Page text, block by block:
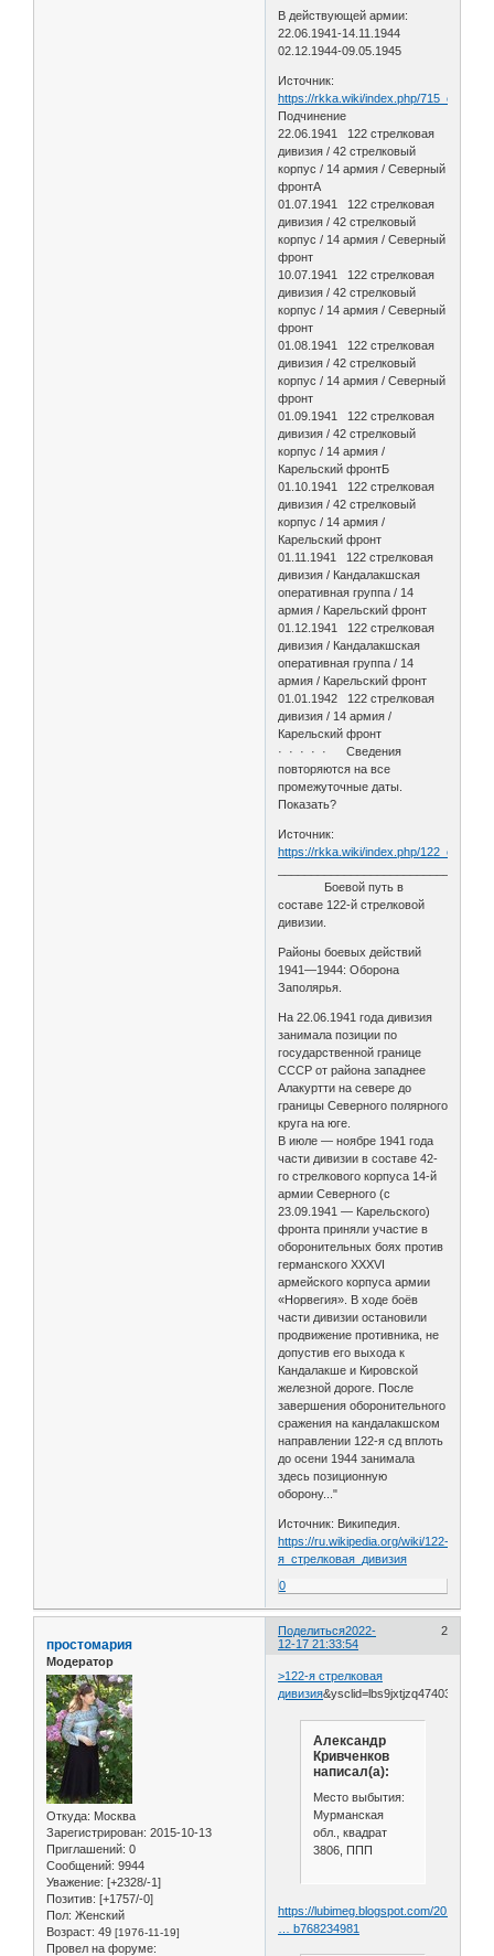
В действующей армии:
22.06.1941-14.11.1944
02.12.1944-09.05.1945
Источник:
https://rkka.wiki/index.php/
Подчинение
22.06.1941 122 стрелковая
дивизия / 42 стрелковый
корпус / 14 армия / Северный
фронтА
01.07.1941 122 стрелковая
дивизия / 42 стрелковый
корпус / 14 армия / Северный
фронт
10.07.1941 122 стрелковая
дивизия / 42 стрелковый
корпус / 14 армия / Северный
фронт
01.08.1941 122 стрелковая
дивизия / 42 стрелковый
корпус / 14 армия / Северный
фронт
01.09.1941 122 стрелковая
дивизия / 42 стрелковый
корпус / 14 армия /
Карельский фронтБ
01.10.1941 122 стрелковая
дивизия / 42 стрелковый
корпус / 14 армия /
Карельский фронт
01.11.1941 122 стрелковая
дивизия / Кандалакшская
оперативная группа / 14
армия / Карельский фронт
01.12.1941 122 стрелковая
дивизия / Кандалакшская
оперативная группа / 14
армия / Карельский фронт
01.01.1942 122 стрелковая
дивизия / 14 армия /
Карельский фронт
· · · · · Сведения
повторяются на все
промежуточные даты.
Показать?
Источник:
https://rkka.wiki/index.php/
Боевой путь в
составе 122-й стрелковой
дивизии.
Районы боевых действий
1941—1944: Оборона
Заполярья.
На 22.06.1941 года дивизия
занимала позиции по
государственной границе
СССР от района западнее
Алакуртти на севере до
границы Северного полярного
круга на юге.
В июле — ноябре 1941 года
части дивизии в составе 42-
го стрелкового корпуса 14-й
армии Северного (с
23.09.1941 — Карельского)
фронта приняли участие в
оборонительных боях против
германского XXXVI
армейского корпуса армии
«Норвегия». В ходе боёв
части дивизии остановили
продвижение противника, не
допустив его выхода к
Кандалакше и Кировской
железной дороге. После
завершения оборонительного
сражения на кандалакшском
направлении 122-я сд вплоть
до осени 1944 занимала
здесь позиционную
оборону..."
Источник: Википедия.
https://ru.wikipedia.org/wiki/122-
я_стрелковая_дивизия
0
Поделиться 2
2022-
12-17 21:33:54
простомария
Модератор
Откуда: Москва
Зарегистрирован: 2015-10-13
Приглашений: 0
Сообщений: 9944
Уважение: [+2328/-1]
Позитив: [+1757/-0]
Пол: Женский
Возраст: 49 [1976-11-19]
Провел на форуме:
>122-я стрелковая
дивизия&ysclid=lbs9jxtjzq474030850
Александр
Кривченков
написал(а):
Место выбытия:
Мурманская
обл., квадрат
3806, ППП
https://lubimeg.blogspot.com/2012/01/bl
… b768234981